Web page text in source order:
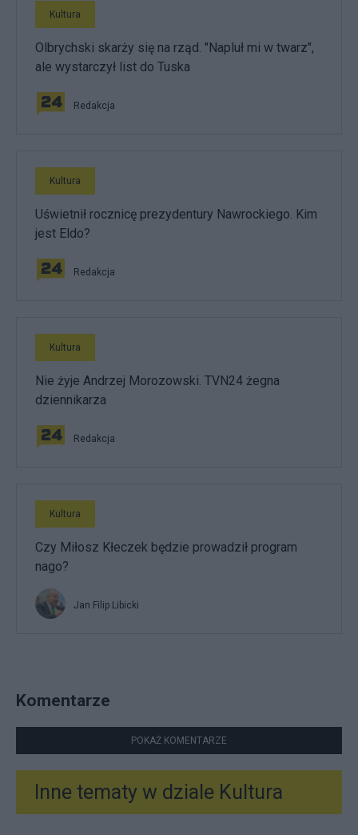
Kultura
Olbrychski skarży się na rząd. "Napluł mi w twarz",
ale wystarczył list do Tuska
Redakcja
Kultura
Uświetnił rocznicę prezydentury Nawrockiego. Kim
jest Eldo?
Redakcja
Kultura
Nie żyje Andrzej Morozowski. TVN24 żegna
dziennikarza
Redakcja
Kultura
Czy Miłosz Kłeczek będzie prowadził program
nago?
Jan Filip Libicki
Komentarze
POKAŻ KOMENTARZE
Inne tematy w dziale Kultura